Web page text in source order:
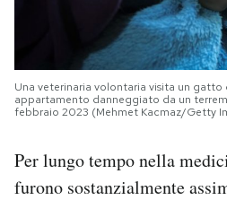
Una veterinaria volontaria visita un gatto
appartamento danneggiato da un
febbraio 2023 (Mehmet Kacmaz/Getty
Per lungo tempo nella
furono sostanzialmente